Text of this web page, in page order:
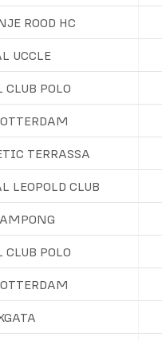
ROOD HC
UCCLE
CLUB POLO
TERRASSA
LEOPOLD CLUB
CLUB POLO